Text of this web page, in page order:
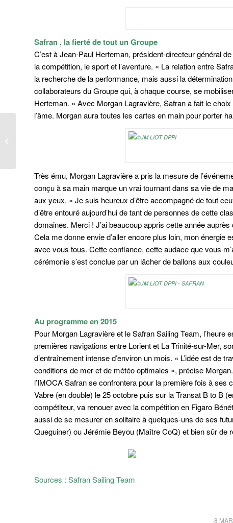
Safran , la fierté de tout un Groupe
C’est à Jean-Paul Herteman, président-directeur général
la compétition, le sport et l’aventure. « La relation entre
la recherche de la performance, mais aussi la
collaborateurs du Groupe qui, à chaque course, se
Herteman. « Avec Morgan Lagravière, Safran a fait le
l’âme. Morgan aura toutes les cartes en main pour porter
Très ému, Morgan Lagravière a pris la mesure de
conçu à sa main marque un vrai tournant dans sa vie de
aux yeux. « Je suis heureux d’être accompagné de tout
d’être entouré aujourd’hui de tant de personnes de cette
domaines. Merci ! J’ai beaucoup appris cette année
Cela me donne envie d’aller encore plus loin, mon énergie
avec vous tous. Cette confiance, cette audace que vous
cérémonie s’est conclue par un lâcher de ballons aux
Au programme en 2015
Pour Morgan Lagravière et le Safran Sailing Team, l’heure
premières navigations entre Lorient et La Trinité-sur-Mer,
d’entraînement intense d’environ un mois. « L’idée est de
conditions de mer et de météo optimales », précise
l’IMOCASafranse confrontera pour la première fois à ses
Vabre (en double) le 25 octobre puis sur la Transat B to B
compétiteur, va renouer avec la compétition en Figaro
aussi de se mesurer en solitaire à quelques-uns de ses
Queguiner) ou Jérémie Beyou (Maître CoQ) et bien sûr de
Sources : Safran Sailing Team
8 /